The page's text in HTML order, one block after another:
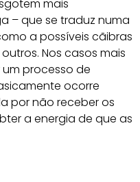
mais
– que se traduz numa
a possíveis cãibras
Nos casos mais
processo de
ocorre
por não receber os
a energia de que as